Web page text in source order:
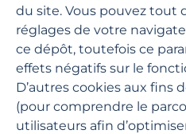
Des
Basées à Montrouge en
Domiserve sont expertes
du site. Vous pouvez tout
réglages de votre
ce dépôt, toutefois ce
effets négatifs sur le
D’autres cookies aux fins
(pour comprendre le
utilisateurs afin